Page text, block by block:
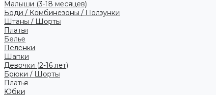
Малыши (3-18 месяцев)
Боди / Комбинезоны / Ползунки
Штаны / Шорты
Платья
Белье
Пеленки
Шапки
Девочки (2-16 лет)
Брюки / Шорты
Платья
Юбки